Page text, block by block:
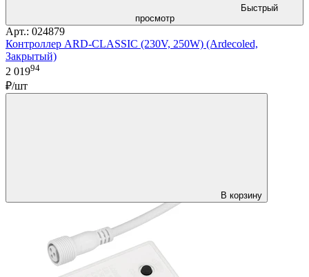
Быстрый
просмотр
Арт.: 024879
Контроллер ARD-CLASSIC (230V, 250W) (Ardecoled,
Закрытый)
2 01994
₽/шт
В корзину